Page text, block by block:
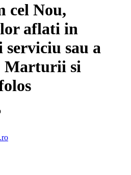
cel Nou,
aflati in
serviciu sau a
Marturii si